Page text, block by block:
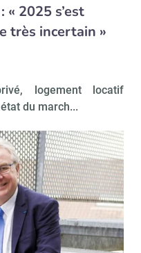
2025 s’est
très incertain »
logement locatif
du march...
Matin
Je déciderai plus
tard